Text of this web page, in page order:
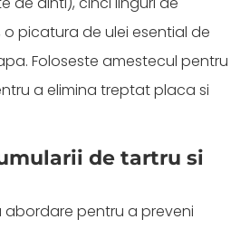
picatura de ulei esential de
Foloseste amestecul pentru
a elimina treptat placa si
de tartru si
pentru a preveni